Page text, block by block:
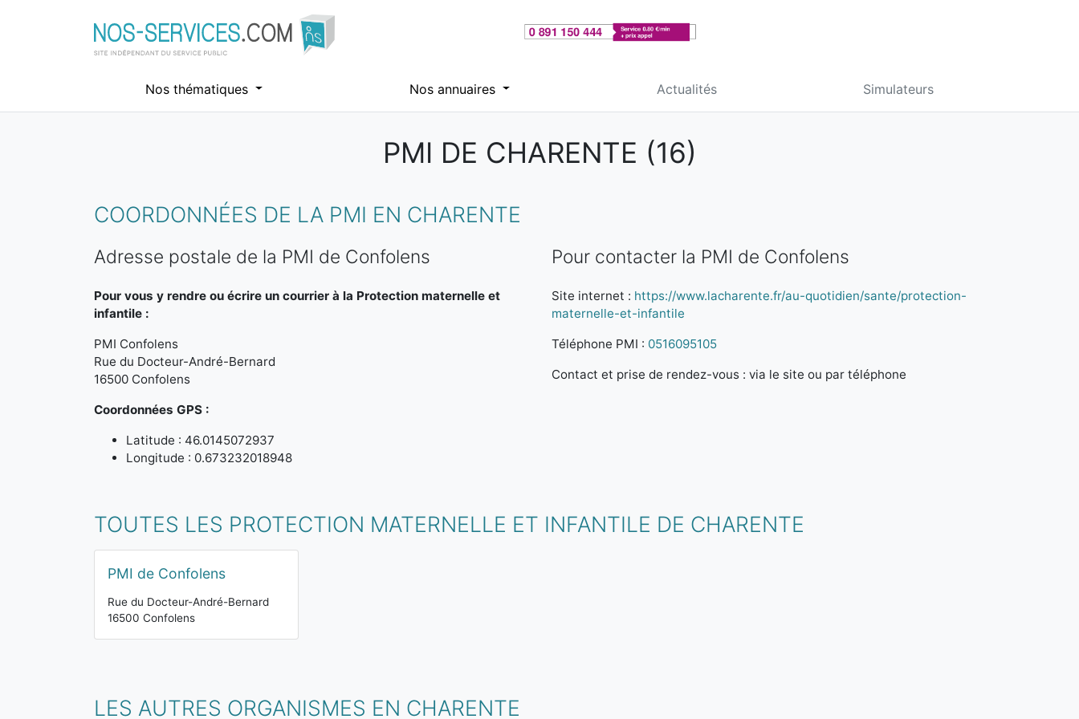
Nos thématiques Nos annuaires Actualités Simulateurs
PMI DE CHARENTE (16)
COORDONNÉES DE LA PMI EN CHARENTE
Adresse postale de la PMI de Confolens
Pour vous y rendre ou écrire un courrier à la Protection maternelle et
infantile :
PMI Confolens
Rue du Docteur-André-Bernard
16500 Confolens
Coordonnées GPS :
Latitude : 46.0145072937
Longitude : 0.673232018948
Pour contacter la PMI de Confolens
Site internet : https://www.lacharente.fr/au-quotidien/sante/protection-
maternelle-et-infantile
Téléphone PMI : 0516095105
Contact et prise de rendez-vous : via le site ou par téléphone
TOUTES LES PROTECTION MATERNELLE ET INFANTILE DE CHARENTE
PMI de Confolens
Rue du Docteur-André-Bernard
16500 Confolens
LES AUTRES ORGANISMES EN CHARENTE